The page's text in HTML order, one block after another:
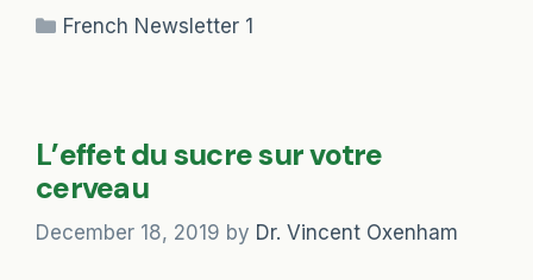
Categories
French Newsletter 1
L’effet du sucre sur votre
cerveau
December 18, 2019 by Dr. Vincent Oxenham